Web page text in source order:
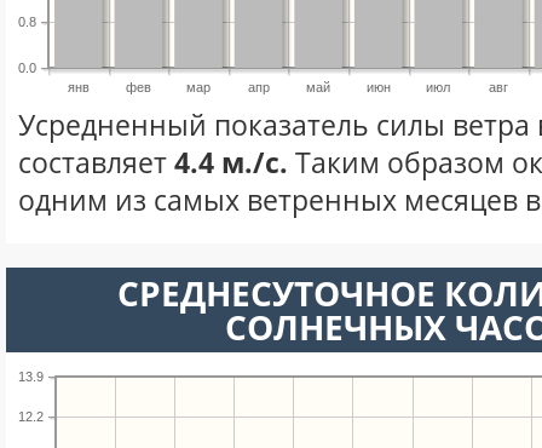
янв фев мар апр май июн июл авг
0.0
0.8
Усредненный показатель силы ветра
составляет4.4 м./с. Таким образом
одним из самых ветренных месяцев в
СРЕДНЕСУТОЧНОЕ
СОЛНЕЧНЫХ
12.2
13.9